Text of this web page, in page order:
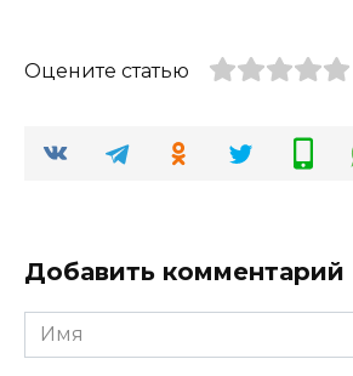
Оцените статью
Добавить комментарий
Имя
*